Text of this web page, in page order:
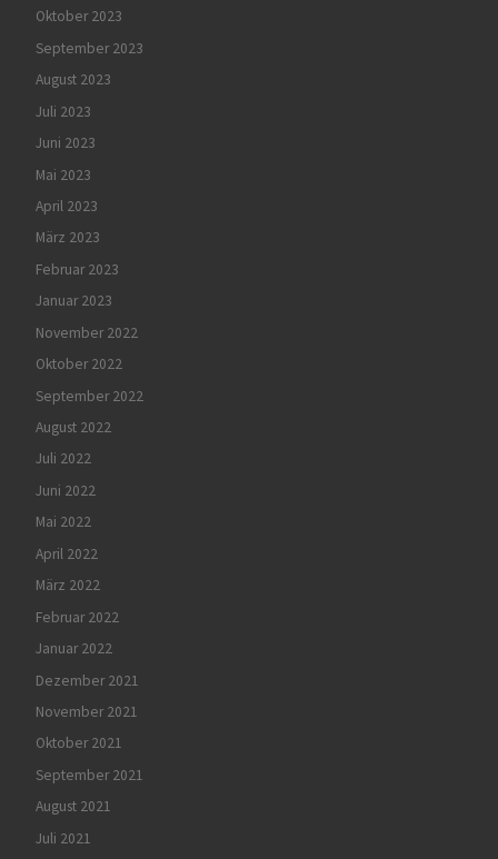
Oktober 2023
September 2023
August 2023
Juli 2023
Juni 2023
Mai 2023
April 2023
März 2023
Februar 2023
Januar 2023
November 2022
Oktober 2022
September 2022
August 2022
Juli 2022
Juni 2022
Mai 2022
April 2022
März 2022
Februar 2022
Januar 2022
Dezember 2021
November 2021
Oktober 2021
September 2021
August 2021
Juli 2021